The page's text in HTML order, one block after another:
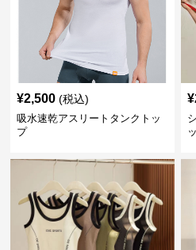
¥2,500 (税込)
吸水速乾アスリートタンクトッ
プ
¥